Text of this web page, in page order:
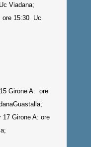
Viadana;
ore 15:30 Uc
Girone A: ore
;
17 Girone A: ore